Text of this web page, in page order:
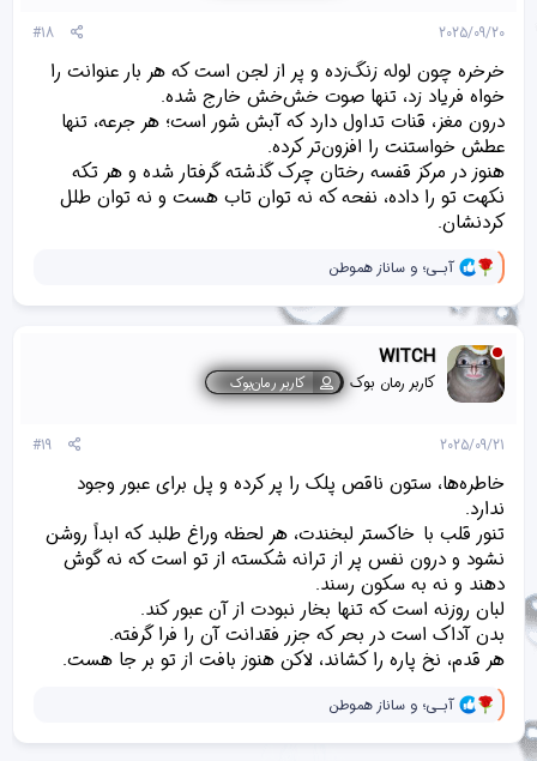
پ
س
د
ه
ا
2025/09/20
#18
خرخره چون لوله‌ زنگ‌زده و پر از لجن است که هر بار عنوانت را
خواه فریاد زد، تنها صوت خش‌خش خارج شده.
درون مغز، قنات تداول دارد که آبش شور است؛ هر جرعه، تنها
عطش خواستنت را افزون‌تر کرده.
هنوز در مرکز قفسه رختان چرک گذشته گرفتار شده و هر تکه
نکهت تو را داده، نفحه که نه توان تاب هست و نه توان طلل
کردنشان.
و
ک
ن
ش‌
ه
ا
[
پ
س
ن
د
ا
]
:
آبـی؛ و ساناز هموطن
WITCH
کاربر رمان بوک کاربر رمان‌بوک
2025/09/21
#19
خاطره‌ها، ستون‌ ناقص پلک را پر کرده‌ و پل برای عبور وجود
ندارد.
تنور قلب با خاکستر لبخندت، هر لحظه وراغ طلبد که ابداً روشن
نشود و درون نفس پر از ترانه شکسته از تو است که نه گوش
دهند و نه به سکون رسند.
لبان روزنه است که تنها بخار نبودت از آن عبور کند.
بدن آداک است در بحر که جزر فقدانت آن را فرا گرفته.
هر قدم، نخ‌ پاره‌ را کشاند، لاکن هنوز بافت از تو بر جا هست.
و
ک
آبـی؛ و ساناز هموطن